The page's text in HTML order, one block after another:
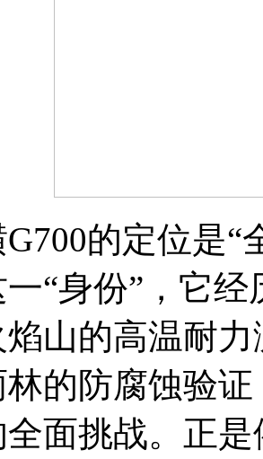
的定位是“
“身份”，它
山的高温耐
林的防腐蚀验
面挑战。正